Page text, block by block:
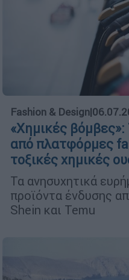
Fashion & Design|
«Χημικές
από πλατφόρμες
τοξικές χημικές
Τα ανησυχητικά
προϊόντα ένδυσης
Shein και Temu